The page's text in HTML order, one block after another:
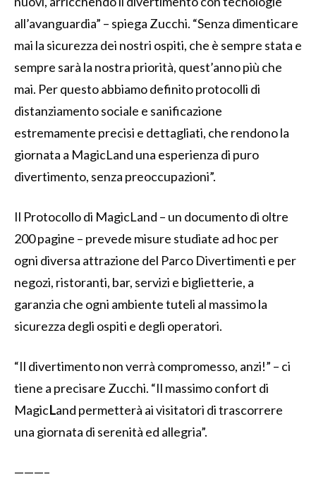
all’avanguardia” – spiega Zucchi. “Senza dimenticare
mai la sicurezza dei nostri ospiti, che è sempre stata e
sempre sarà la nostra priorità, quest’anno più che
mai. Per questo abbiamo definito protocolli di
distanziamento sociale e sanificazione
estremamente precisi e dettagliati, che rendono la
giornata a MagicLand una esperienza di puro
divertimento, senza preoccupazioni”.
Il Protocollo di MagicLand – un documento di oltre
200 pagine – prevede misure studiate ad hoc per
ogni diversa attrazione del Parco Divertimenti e per
negozi, ristoranti, bar, servizi e biglietterie, a
garanzia che ogni ambiente tuteli al massimo la
sicurezza degli ospiti e degli operatori.
“Il divertimento non verrà compromesso, anzi!” – ci
tiene a precisare Zucchi. “Il massimo confort di
MagicLand permetterà ai visitatori di trascorrere
una giornata di serenità ed allegria”.
———–